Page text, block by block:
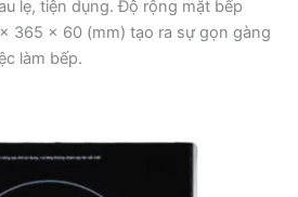
lẹ, tiện dụng. Độ rộng mặt bếp
365 x 60 (mm) tạo ra sự gọn gàng
làm bếp.